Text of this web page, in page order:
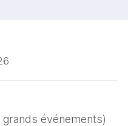
événements)